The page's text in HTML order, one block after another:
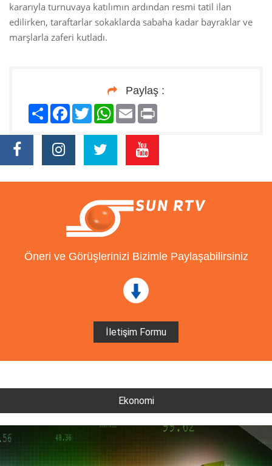
kararıyla turnuvaya katılımın ardından resmi tatil ilan
edilirken, taraftarlar sokaklarda sabaha kadar bayraklar ve
marşlarla zaferi kutladı.
Paylaş :
PaylaşFacebook
TwitterWhatsApp
Email
Öneri ve Görüşlerinizi Bizimle Paylaşabilirsiniz
İletişim Formu
Ekonomi